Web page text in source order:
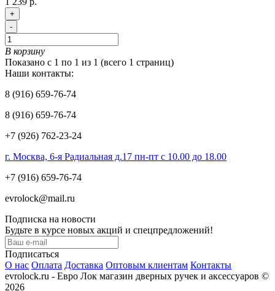
+
-
В корзину
Показано с 1 по 1 из 1 (всего 1 страниц)
Наши контакты:
8 (916) 659-76-74
8 (916) 659-76-74
+7 (926) 762-23-24
г. Москва, 6-я Радиальная д.17 пн-пт с 10.00 до 18.00
+7 (916) 659-76-74
evrolock@mail.ru
Подписка на новости
Будьте в курсе новых акций и спецпредложений!
Подписаться
О нас Оплата Доставка Оптовым клиентам Контакты
evrolock.ru - Евро Лок магазин дверных ручек и аксессуаров ©
2026